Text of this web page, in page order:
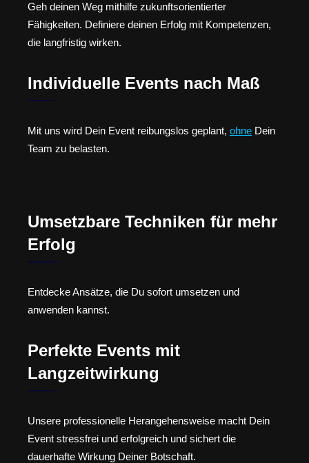
Geh deinen Weg mithilfe zukunftsorientierter
Fähigkeiten. Definiere deinen Erfolg mit Kompetenzen,
die langfristig wirken.
Individuelle Events nach Maß
Mit uns wird Dein Event reibungslos geplant, ohne Dein
Team zu belasten.
Umsetzbare Techniken für mehr
Erfolg
Entdecke Ansätze, die Du sofort umsetzen und
anwenden kannst.
Perfekte Events mit
Langzeitwirkung
Unsere professionelle Herangehensweise macht Dein
Event stressfrei und erfolgreich und sichert die
dauerhafte Wirkung Deiner Botschaft.